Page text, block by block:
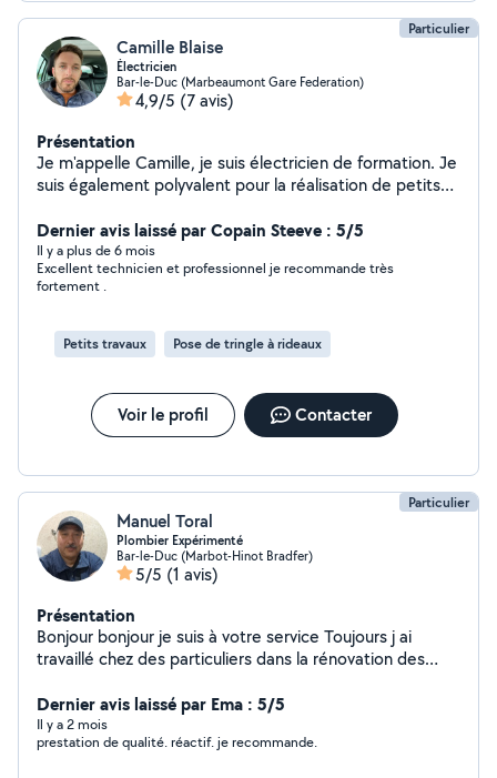
Particulier
Camille Blaise
Électricien
Bar-le-Duc (Marbeaumont Gare Federation)
4,9/5 (7 avis)
Présentation
Je m'appelle Camille, je suis électricien de formation. Je
suis également polyvalent pour la réalisation de petits
et respectueux de votre environnement. N'hésitez pas
à me contacter, je vous répondrai avec plaisir
Dernier avis laissé par Copain Steeve : 5/5
Il y a plus de 6 mois
Excellent technicien et professionnel je recommande très
fortement .
Petits travaux Pose de tringle à rideaux
Voir le profil Contacter
Particulier
Manuel Toral
Plombier Expérimenté
Bar-le-Duc (Marbot-Hinot Bradfer)
5/5 (1 avis)
Présentation
Bonjour bonjour je suis à votre service Toujours j ai
travaillé chez des particuliers dans la rénovation des
autres métiers
Dernier avis laissé par Ema : 5/5
Il y a 2 mois
prestation de qualité. réactif. je recommande.